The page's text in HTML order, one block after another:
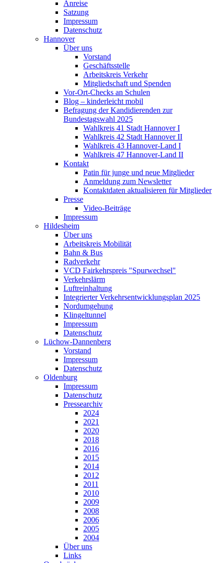
Anreise
Satzung
Impressum
Datenschutz
Hannover
Über uns
Vorstand
Geschäftsstelle
Arbeitskreis Verkehr
Mitgliedschaft und Spenden
Vor-Ort-Checks an Schulen
Blog – kinderleicht mobil
Befragung der Kandidierenden zur
Bundestagswahl 2025
Wahlkreis 41 Stadt Hannover I
Wahlkreis 42 Stadt Hannover II
Wahlkreis 43 Hannover-Land I
Wahlkreis 47 Hannover-Land II
Kontakt
Patin für junge und neue Mitglieder
Anmeldung zum Newsletter
Kontaktdaten aktualisieren für Mitglieder
Presse
Video-Beiträge
Impressum
Hildesheim
Über uns
Arbeitskreis Mobilität
Bahn & Bus
Radverkehr
VCD Fairkehrspreis "Spurwechsel"
Verkehrslärm
Luftreinhaltung
Integrierter Verkehrsentwicklungsplan 2025
Nordumgehung
Klingeltunnel
Impressum
Datenschutz
Lüchow-Dannenberg
Vorstand
Impressum
Datenschutz
Oldenburg
Impressum
Datenschutz
Pressearchiv
2024
2021
2020
2018
2016
2015
2014
2012
2011
2010
2009
2008
2006
2005
2004
Über uns
Links